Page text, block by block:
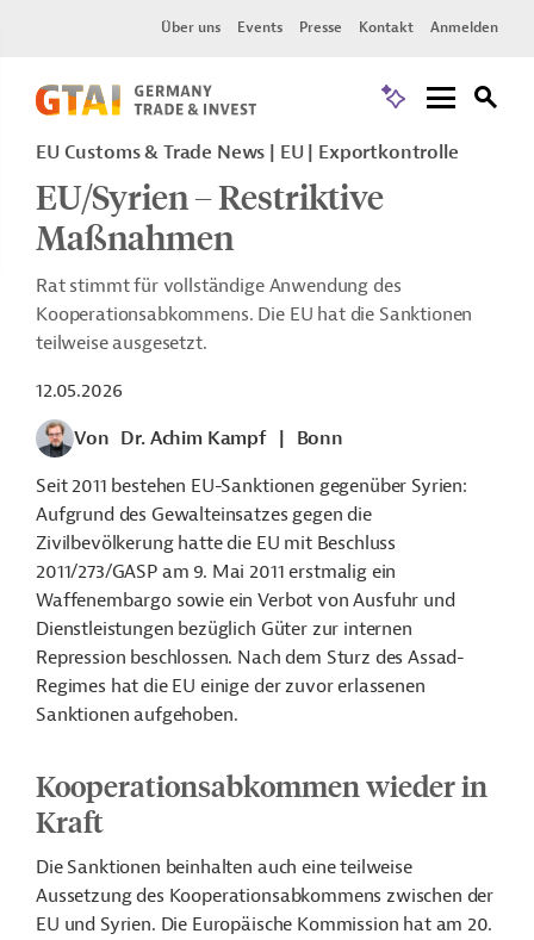
Über uns Events Presse Kontakt Anmelden
EU Customs & Trade News EU Exportkontrolle
EU/Syrien – Restriktive
Maßnahmen
Rat stimmt für vollständige Anwendung des
Kooperationsabkommens. Die EU hat die Sanktionen
teilweise ausgesetzt.
12.05.2026
Von Dr. Achim Kampf
Bonn
Seit 2011 bestehen EU-Sanktionen gegenüber Syrien:
Aufgrund des Gewalteinsatzes gegen die
Zivilbevölkerung hatte die EU mit Beschluss
2011/273/GASP am 9. Mai 2011 erstmalig ein
Waffenembargo sowie ein Verbot von Ausfuhr und
Dienstleistungen bezüglich Güter zur internen
Repression beschlossen. Nach dem Sturz des Assad-
Regimes hat die EU einige der zuvor erlassenen
Sanktionen aufgehoben.
Kooperationsabkommen wieder in
Kraft
Die Sanktionen beinhalten auch eine teilweise
Aussetzung des Kooperationsabkommens zwischen der
EU und Syrien. Die Europäische Kommission hat am 20.